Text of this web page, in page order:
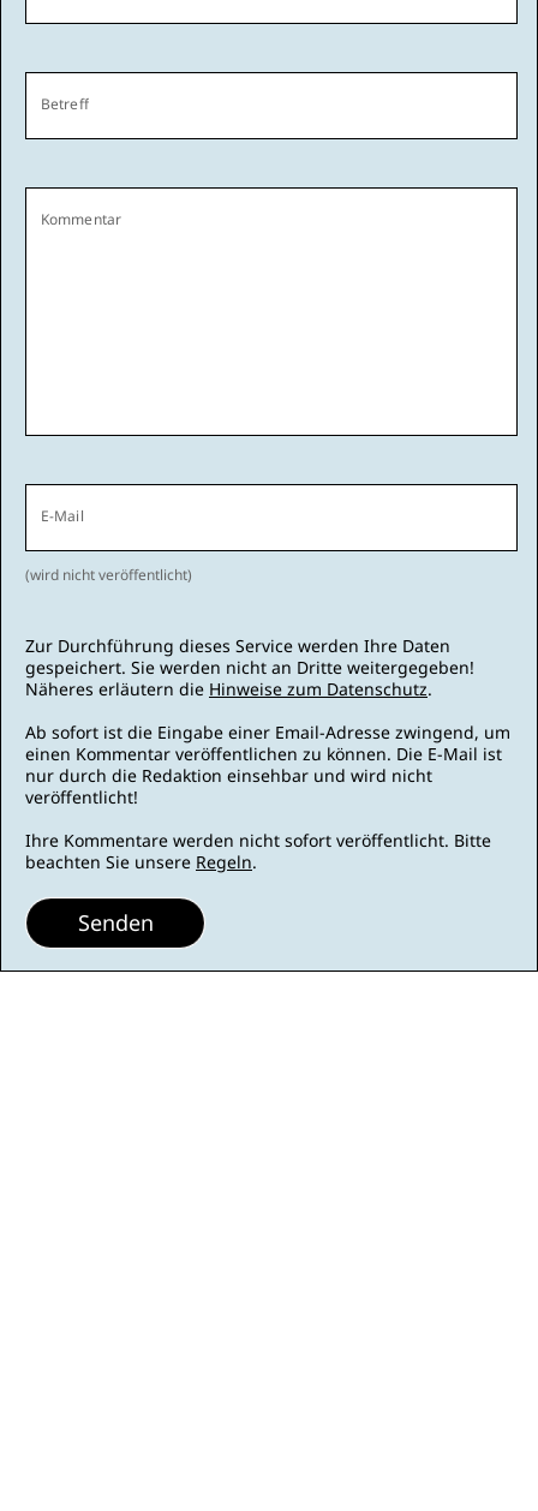
Betreff
Kommentar
E-Mail
(wird nicht veröffentlicht)
Zur Durchführung dieses Service werden Ihre Daten
gespeichert. Sie werden nicht an Dritte weitergegeben!
Näheres erläutern die Hinweise zum Datenschutz.
Ab sofort ist die Eingabe einer Email-Adresse zwingend, um
einen Kommentar veröffentlichen zu können. Die E-Mail ist
nur durch die Redaktion einsehbar und wird nicht
veröffentlicht!
Ihre Kommentare werden nicht sofort veröffentlicht. Bitte
beachten Sie unsere Regeln.
Senden